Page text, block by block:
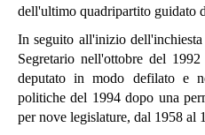
dell'ultimo quadripartito guidato
In seguito all'inizio
Segretario nell'ottobre del
deputato in modo defilato e
politiche del 1994 dopo una
per nove legislature, dal 1958 al